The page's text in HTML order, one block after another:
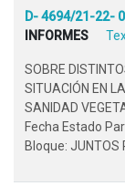
D- 4694/21-22- 0
INFORMES
SOBRE
SITUACIÓN EN
SANIDAD
Fecha Estado
Bloque: JUNTOS